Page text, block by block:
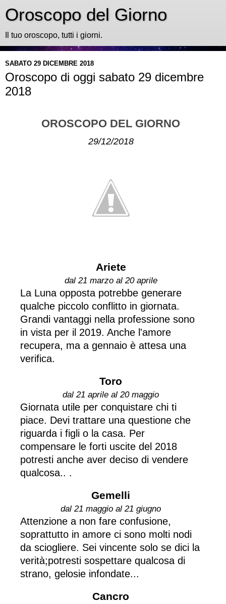
Oroscopo del Giorno
Il tuo oroscopo, tutti i giorni.
SABATO 29 DICEMBRE 2018
Oroscopo di oggi sabato 29 dicembre
2018
OROSCOPO DEL GIORNO
29/12/2018
Ariete
dal 21 marzo al 20 aprile
La Luna opposta potrebbe generare
qualche piccolo conflitto in giornata.
Grandi vantaggi nella professione sono
in vista per il 2019. Anche l'amore
recupera, ma a gennaio è attesa una
verifica.
Toro
dal 21 aprile al 20 maggio
Giornata utile per conquistare chi ti
piace. Devi trattare una questione che
riguarda i figli o la casa. Per
compensare le forti uscite del 2018
potresti anche aver deciso di vendere
qualcosa.. .
Gemelli
dal 21 maggio al 21 giugno
Attenzione a non fare confusione,
soprattutto in amore ci sono molti nodi
da sciogliere. Sei vincente solo se dici la
verità;potresti sospettare qualcosa di
strano, gelosie infondate...
Cancro